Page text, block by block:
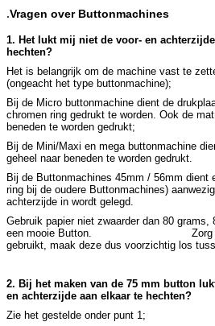
.Vragen over Buttonmachines
1. Het lukt mij niet de voor- en
hechten?
Het is belangrijk om de machine vast te
(ongeacht het type buttonmachine);
Bij de Micro buttonmachine dient de
chromen ring gedrukt te worden. Ook de
beneden te worden gedrukt;
Bij de Mini/Maxi en mega buttonmachine
geheel naar beneden te worden gedrukt.
Bij de Buttonmachines 45mm / 56mm dient
ring bij de oudere Buttonmachines)
achterzijde in wordt gelegd.
Gebruik papier niet zwaarder dan 80
een mooie Button. Zorg ervoor
gebruikt, maak deze dus voorzichtig los
2. Bij het maken van de 75 mm button
en achterzijde aan elkaar te hechten?
Zie het gestelde onder punt 1;